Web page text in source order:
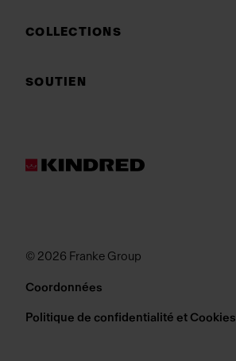
COLLECTIONS
SOUTIEN
© 2026 Franke Group
Coordonnées
Politique de confidentialité et Cookies